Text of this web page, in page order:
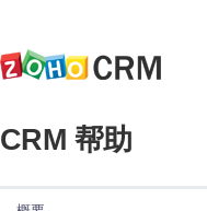
CRM 帮助